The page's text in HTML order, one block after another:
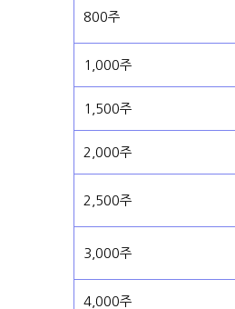
800주
1,000주
1,500주
2,000주
2,500주
3,000주
4,000주